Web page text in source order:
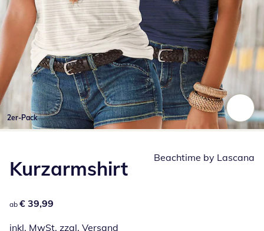
2er-Pack
Kurzarmshirt
€ 39,99
ab € 39,99
inkl. MwSt. zzgl. Versand
Beachtime by Lascana